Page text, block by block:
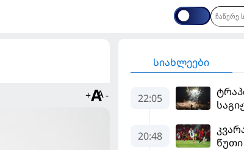
+ -
სიახლეები
22:05
20:48
წუთი